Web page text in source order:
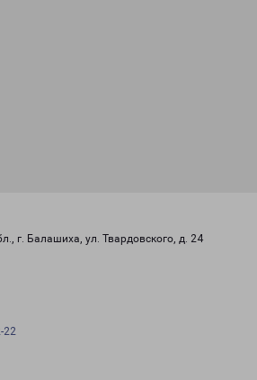
г. Балашиха, ул. Твардовского, д. 24
22